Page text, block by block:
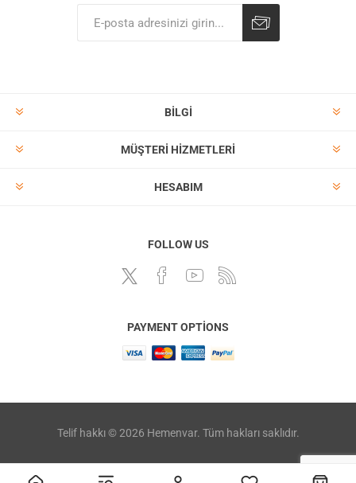
BILGI
MÜŞTERI HIZMETLERI
HESABIM
FOLLOW US
PAYMENT OPTIONS
Telif hakkı © 2026 Hemenvar. Tüm hakları saklıdır.